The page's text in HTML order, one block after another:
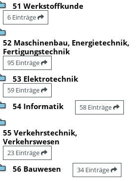
51 Werkstoffkunde
6 Einträge
52 Maschinenbau, Energietechnik,
Fertigungstechnik
95 Einträge
53 Elektrotechnik
59 Einträge
54 Informatik 58 Einträge
55 Verkehrstechnik,
Verkehrswesen
23 Einträge
56 Bauwesen 34 Einträge